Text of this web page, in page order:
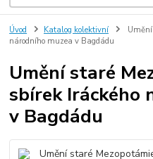
Úvod Katalog kolektivní
národního muzea v Bagdádu
Umění staré
sbírek Iráckého
v Bagdádu